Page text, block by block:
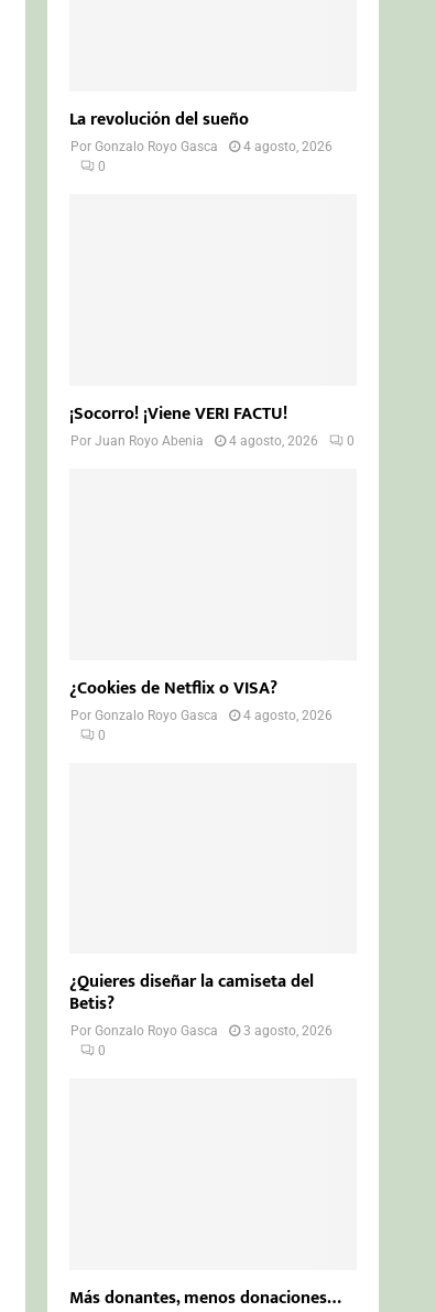
La revolución del sueño
PorGonzalo Royo Gasca
4 agosto, 2026
0
¡Socorro! ¡Viene VERI FACTU!
PorJuan Royo Abenia 4 agosto, 2026 0
¿Cookies de Netflix o VISA?
PorGonzalo Royo Gasca
4 agosto, 2026
0
¿Quieres diseñar la camiseta del
Betis?
PorGonzalo Royo Gasca
3 agosto, 2026
0
Más donantes, menos donaciones…